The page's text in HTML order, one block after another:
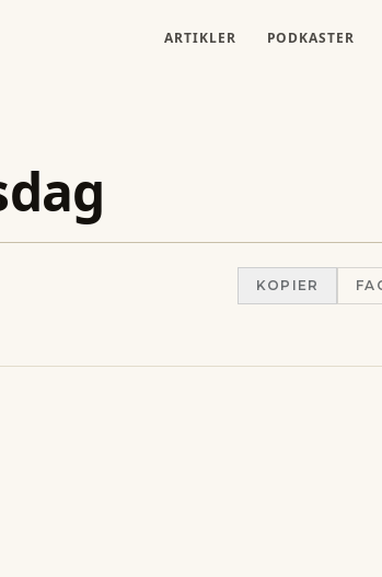
ARTIKLER PODKASTER
KOPIER